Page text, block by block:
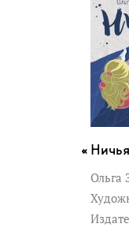
Ольга